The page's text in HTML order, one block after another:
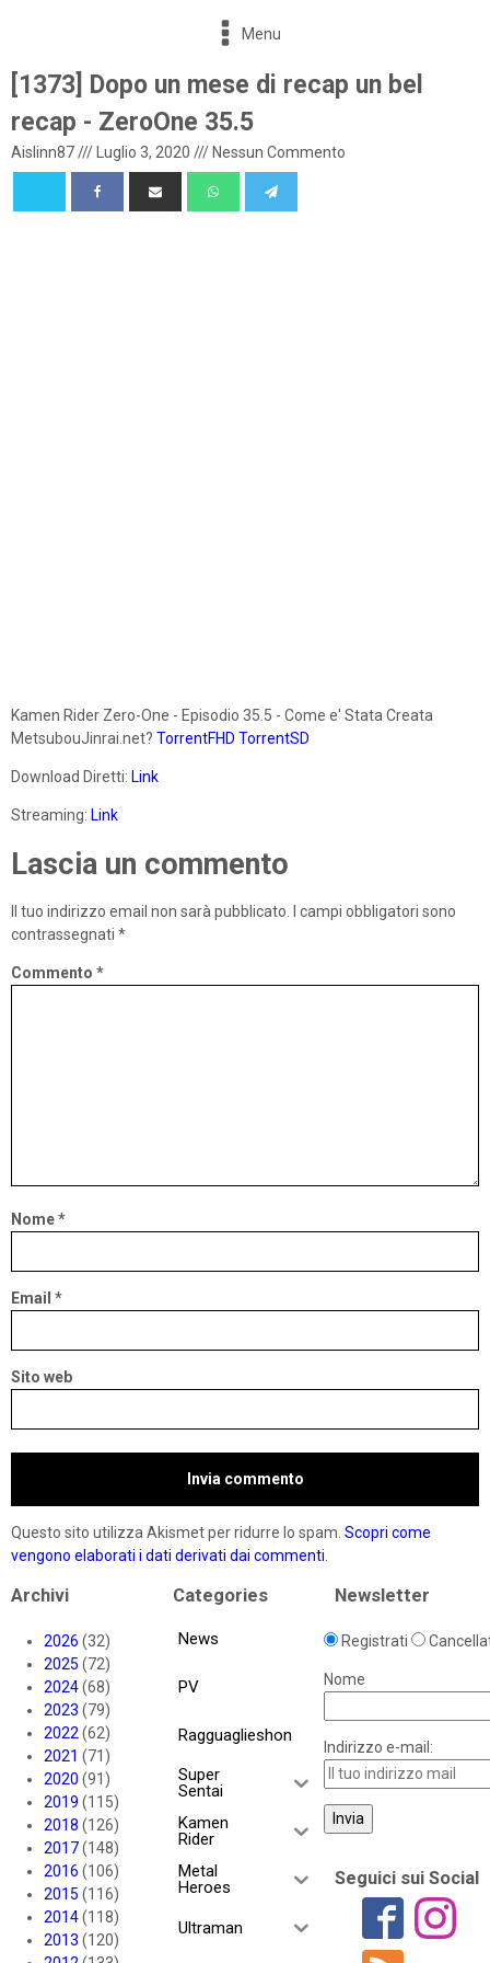
Menu
[1373] Dopo un mese di recap un bel
recap - ZeroOne 35.5
Aislinn87/// Luglio 3, 2020 /// Nessun Commento
Kamen Rider Zero-One - Episodio 35.5 - Come e' Stata Creata
MetsubouJinrai.net? TorrentFHD TorrentSD
Download Diretti: Link
Streaming: Link
Lascia un commento
Il tuo indirizzo email non sarà pubblicato.
I campi obbligatori sono
contrassegnati *
Commento *
Nome*
Email *
Sito web
Questo sito utilizza Akismet per ridurre lo spam. Scopri come
vengono elaborati i dati derivati dai commenti.
Archivi
2026 (32)
2025 (72)
2024(68)
2023 (79)
2022(62)
2021 (71)
2020 (91)
2019 (115)
2018 (126)
2017(148)
2016 (106)
2015 (116)
2014(118)
2013 (120)
Categories
News
PV
Ragguaglieshon
Super
Sentai
Kamen
Rider
Metal
Heroes
Ultraman
Newsletter
Registrati
Nome
Indirizzo e-mail:
Seguici sui Social